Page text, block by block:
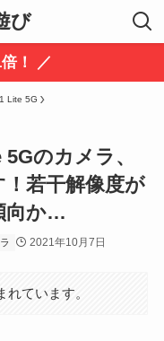
び
！ ／
Lite 5G
のカメラ、
若干解像度が
向か…
2021年10月7日
ています。